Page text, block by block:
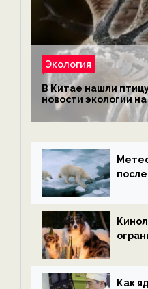
Экология
В Китае нашли
новости экологии
Как